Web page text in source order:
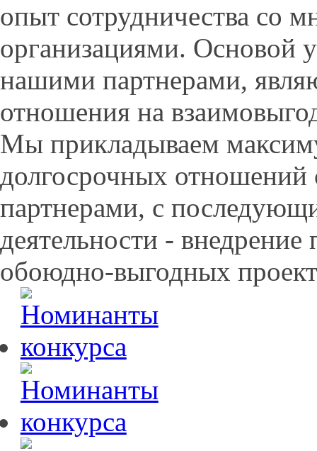
опыт сотрудничества со
организациями. Основой
нашими партнерами,
отношения на
Мы прикладываем
долгосрочных отношений
партнерами, с
деятельности -
обоюдно-выгодных